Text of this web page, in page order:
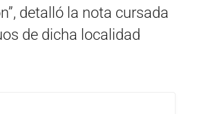
detalló la nota cursada
de dicha localidad